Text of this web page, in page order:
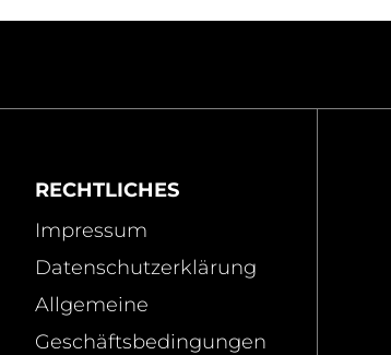
RECHTLICHES
Impressum
Datenschutzerklärung
Allgemeine
Geschäftsbedingungen